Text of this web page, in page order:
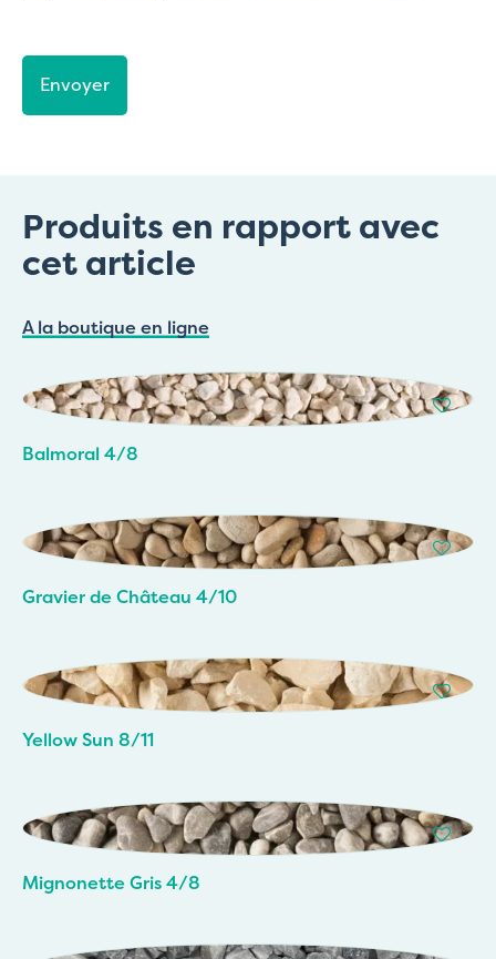
Produits en rapport avec
cet article
A la boutique en ligne
Balmoral 4/8
Gravier de Château 4/10
Yellow Sun 8/11
Mignonette Gris 4/8